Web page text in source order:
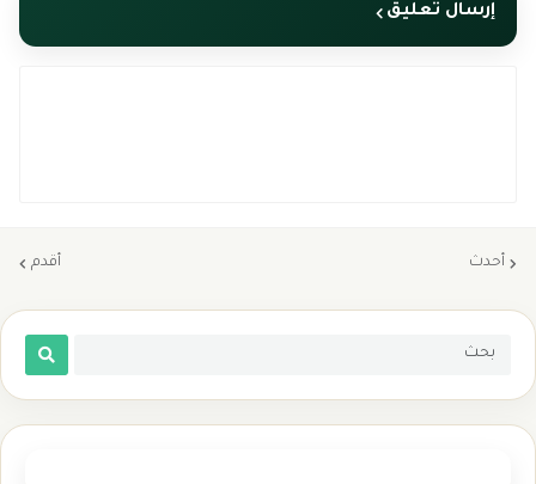
إرسال تعليق
أحدث أقدم